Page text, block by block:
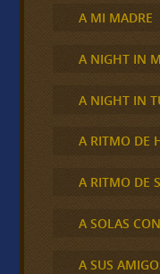
A MI MADRE
A NIGHT IN
A NIGHT IN
A RITMO DE
A RITMO DE
A SOLAS
A SUS